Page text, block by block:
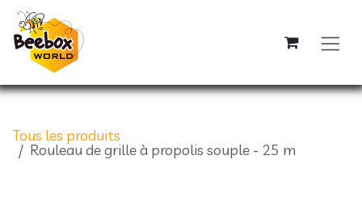
Se rendre au contenu
Tous les produits
Rouleau de grille à propolis souple - 25 m